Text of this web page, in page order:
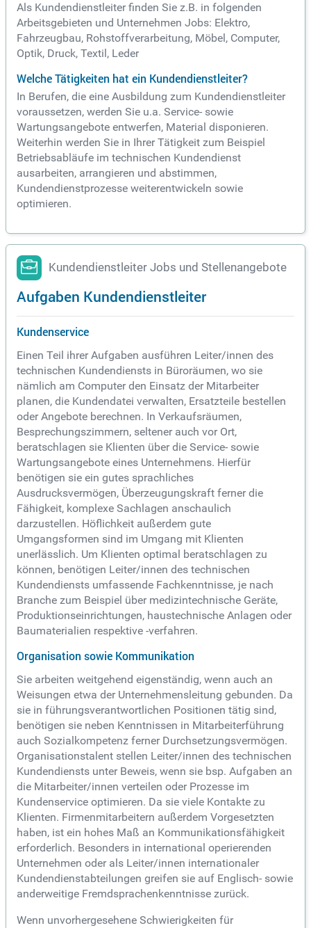
Als Kundendienstleiter finden Sie z.B. in folgenden
Arbeitsgebieten und Unternehmen Jobs: Elektro,
Fahrzeugbau, Rohstoffverarbeitung, Möbel, Computer,
Optik, Druck, Textil, Leder
Welche Tätigkeiten hat ein Kundendienstleiter?
In Berufen, die eine Ausbildung zum Kundendienstleiter
voraussetzen, werden Sie u.a. Service- sowie
Wartungsangebote entwerfen, Material disponieren.
Weiterhin werden Sie in Ihrer Tätigkeit zum Beispiel
Betriebsabläufe im technischen Kundendienst
ausarbeiten, arrangieren und abstimmen,
Kundendienstprozesse weiterentwickeln sowie
optimieren.
Kundendienstleiter Jobs und Stellenangebote
Aufgaben Kundendienstleiter
Kundenservice
Einen Teil ihrer Aufgaben ausführen Leiter/innen des
technischen Kundendiensts in Büroräumen, wo sie
nämlich am Computer den Einsatz der Mitarbeiter
planen, die Kundendatei verwalten, Ersatzteile bestellen
oder Angebote berechnen. In Verkaufsräumen,
Besprechungszimmern, seltener auch vor Ort,
beratschlagen sie Klienten über die Service- sowie
Wartungsangebote eines Unternehmens. Hierfür
benötigen sie ein gutes sprachliches
Ausdrucksvermögen, Überzeugungskraft ferner die
Fähigkeit, komplexe Sachlagen anschaulich
darzustellen. Höflichkeit außerdem gute
Umgangsformen sind im Umgang mit Klienten
unerlässlich. Um Klienten optimal beratschlagen zu
können, benötigen Leiter/innen des technischen
Kundendiensts umfassende Fachkenntnisse, je nach
Branche zum Beispiel über medizintechnische Geräte,
Produktionseinrichtungen, haustechnische Anlagen oder
Baumaterialien respektive -verfahren.
Organisation sowie Kommunikation
Sie arbeiten weitgehend eigenständig, wenn auch an
Weisungen etwa der Unternehmensleitung gebunden. Da
sie in führungsverantwortlichen Positionen tätig sind,
benötigen sie neben Kenntnissen in Mitarbeiterführung
auch Sozialkompetenz ferner Durchsetzungsvermögen.
Organisationstalent stellen Leiter/innen des technischen
Kundendiensts unter Beweis, wenn sie bsp. Aufgaben an
die Mitarbeiter/innen verteilen oder Prozesse im
Kundenservice optimieren. Da sie viele Kontakte zu
Klienten. Firmenmitarbeitern außerdem Vorgesetzten
haben, ist ein hohes Maß an Kommunikationsfähigkeit
erforderlich. Besonders in international operierenden
Unternehmen oder als Leiter/innen internationaler
Kundendienstabteilungen greifen sie auf Englisch- sowie
anderweitige Fremdsprachenkenntnisse zurück.
Wenn unvorhergesehene Schwierigkeiten für